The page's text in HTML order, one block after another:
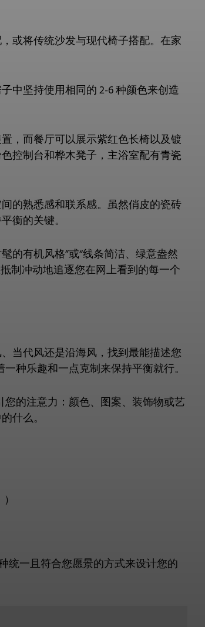
或将传统沙发与现代椅子搭配。在家
中坚持使用相同的 2-6 种颜色来创造
，而餐厅可以展示紫红色长椅以及镀
控制台和桦木凳子，主浴室配有青瓷
的熟悉感和联系感。虽然俏皮的瓷砖
衡的关键。
的有机风格”或“线条简洁、绿意盎然
制冲动地追逐您在网上看到的每一个
当代风还是沿海风，找到最能描述您
种乐趣和一点克制来保持平衡就行。
的注意力：颜色、图案、装饰物或艺
什么。
统一且符合您愿景的方式来设计您的